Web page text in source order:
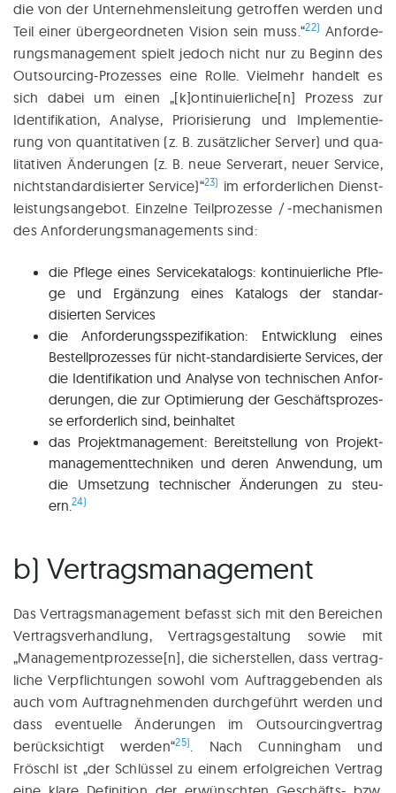
die von der Unter­neh­mens­lei­tung getrof­fen wer­den und
Teil einer über­geordneten Visi­on sein muss.“22) Anfor­de­
rungs­ma­nage­ment spielt jedoch nicht nur zu Beginn des
Out­­sour­cing-Pro­zes­ses eine Rol­le. Viel­mehr han­delt es
sich dabei um einen „[k]ontinuierliche[n] Pro­zess zur
Iden­ti­fi­ka­ti­on, Ana­ly­se, Prio­ri­sie­rung und Imple­men­tie­
rung von quan­ti­ta­ti­ven (z. B. zusätz­li­cher Ser­ver) und qua­
li­ta­ti­ven Ände­run­gen (z. B. neue Ser­ver­art, neu­er Ser­vice,
nicht­stan­dar­di­sier­ter Ser­vice)“23) im erfor­der­li­chen Dienst­
leis­tungs­an­ge­bot. Ein­zel­ne Teil­pro­zes­se / ‑mecha­nis­men
des Anforderungs­managements sind:
die Pfle­ge eines Ser­vice­ka­ta­logs: kon­ti­nu­ier­li­che Pfle­
ge und Ergän­zung eines Kata­logs der standar­
disierten Services
die Anfor­de­rungs­spe­zi­fi­ka­ti­on: Ent­wick­lung eines
Bestell­pro­zes­ses für nicht-stan­dar­di­sier­te Ser­vices, der
die Iden­ti­fi­ka­ti­on und Ana­ly­se von tech­ni­schen Anfor­
de­run­gen, die zur Opti­mie­rung der Geschäfts­pro­zes­
se erfor­der­lich sind, beinhaltet
das Pro­jekt­ma­nage­ment: Bereit­stel­lung von Pro­jekt­
ma­nage­ment­tech­ni­ken und deren Anwen­dung, um
die Umset­zung tech­ni­scher Ände­run­gen zu steu­
ern.24)
b) Vertragsmanagement
Das Ver­trags­ma­nage­ment befasst sich mit den Berei­chen
Ver­trags­ver­hand­lung, Ver­trags­ge­stal­tung sowie mit
„Managementprozesse[n], die sicher­stel­len, dass ver­trag­
li­che Ver­pflich­tun­gen sowohl vom Auftrag­gebenden als
auch vom Auf­trag­neh­men­den durch­ge­führt wer­den und
dass even­tu­el­le Ände­run­gen im Out­sourcingvertrag
berück­sich­tigt wer­den“25). Nach Cun­ning­ham und
Fröschl ist „der Schlüs­sel zu einem er­folgreichen Ver­trag